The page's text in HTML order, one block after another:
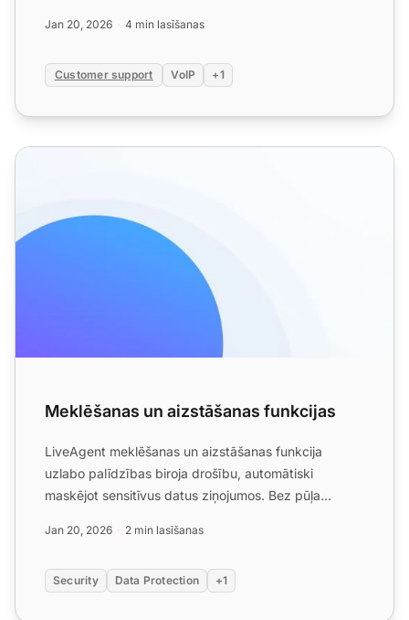
Jan 20, 2026 4 min lasīšanas
Customer support VoIP +1
Meklēšanas un aizstāšanas funkcijas
Meklēšanas un aizstāšanas funkcijas
LiveAgent meklēšanas un aizstāšanas funkcija
uzlabo palīdzības biroja drošību, automātiski
maskējot sensitīvus datus ziņojumos. Bez pūļa
Jan 20, 2026 2 min lasīšanas
Security Data Protection +1